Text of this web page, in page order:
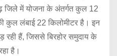
जिले में योजना के अंतर्गत कुल 12
कुल लंबाई 22 किलोमीटर है। इन
हैं, जिससे बिरहोर समुदाय के
है।